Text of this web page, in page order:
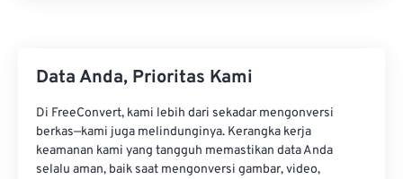
Data Anda, Prioritas Kami
Di FreeConvert, kami lebih dari sekadar mengonversi
berkas—kami juga melindunginya. Kerangka kerja
keamanan kami yang tangguh memastikan data Anda
selalu aman, baik saat mengonversi gambar, video,